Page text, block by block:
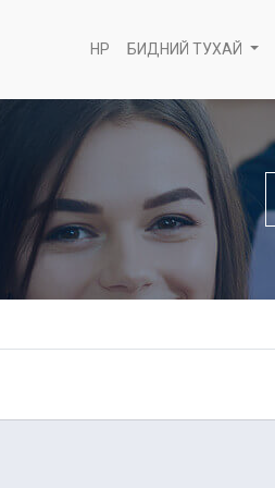
НҮҮР БИДНИЙ ТУХАЙ